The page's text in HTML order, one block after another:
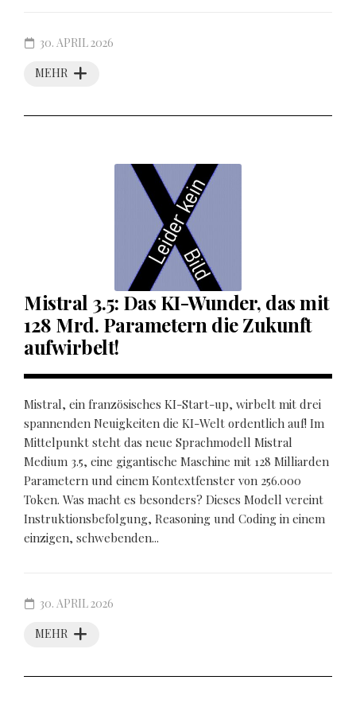
MEHR
30. APRIL 2026
Mistral 3.5: Das KI-Wunder, das mit
128 Mrd. Parametern die Zukunft
aufwirbelt!
Mistral, ein französisches KI-Start-up, wirbelt mit drei
spannenden Neuigkeiten die KI-Welt ordentlich auf! Im
Mittelpunkt steht das neue Sprachmodell Mistral
Medium 3.5, eine gigantische Maschine mit 128 Milliarden
Parametern und einem Kontextfenster von 256.000
Token. Was macht es besonders? Dieses Modell vereint
Instruktionsbefolgung, Reasoning und Coding in einem
einzigen, schwebenden...
MEHR
30. APRIL 2026